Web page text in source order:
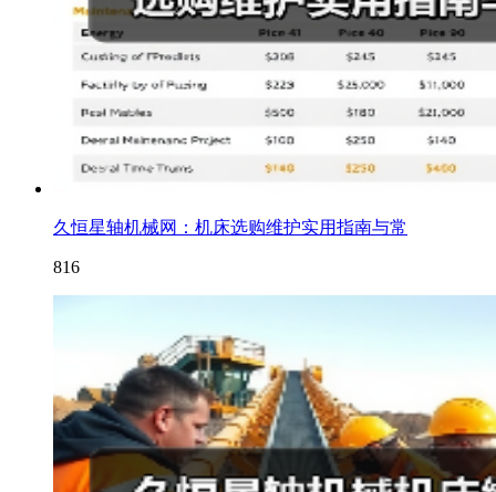
久恒星轴机械网：机床选购维护实用指南与常
816